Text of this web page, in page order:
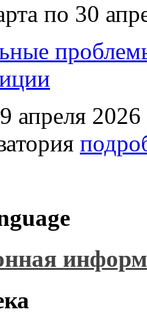
по 30
2026